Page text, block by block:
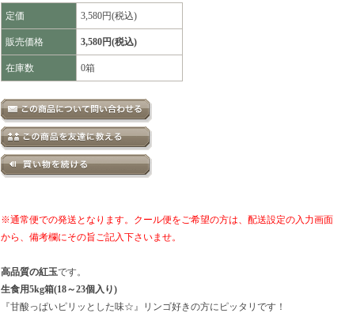
定価 3,580円(税込)
販売価格 3,580円(税込)
在庫数 0箱
※通常便での発送となります。クール便をご希望の方は、配送設定の入力画面
から、備考欄にその旨ご記入下さいませ。
高品質の紅玉です。
生食用5kg箱(18～23個入り)
『甘酸っぱいピリッとした味☆』リンゴ好きの方にピッタリです！